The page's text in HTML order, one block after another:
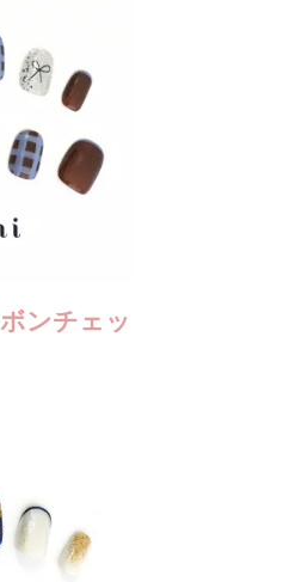
ンチェッ